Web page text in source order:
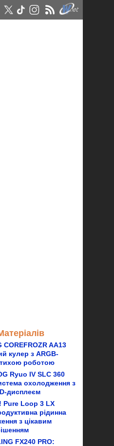
COREFROZR AA13
кулер з ARGB-
тихою роботою
Ryuo IV SLC 360
охолодження з
дисплеєм
Pure Loop 3 LX
рідинна
з цікавим
FX240 PRO: